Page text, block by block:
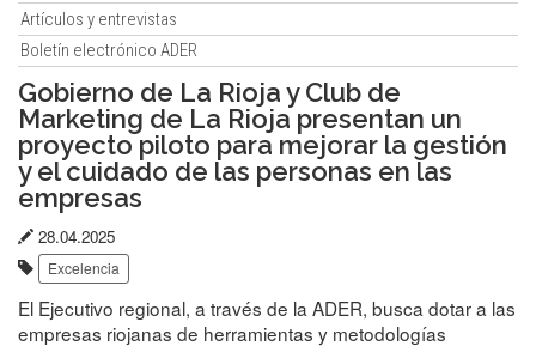
Artículos y entrevistas
Boletín electrónico ADER
Gobierno de La Rioja y Club de
Marketing de La Rioja presentan un
proyecto piloto para mejorar la gestión
y el cuidado de las personas en las
empresas
Fecha
de
publicación:
28.04.2025
Etiquetas:
Excelencia
El Ejecutivo regional, a través de la ADER, busca dotar a las
empresas riojanas de herramientas y metodologías